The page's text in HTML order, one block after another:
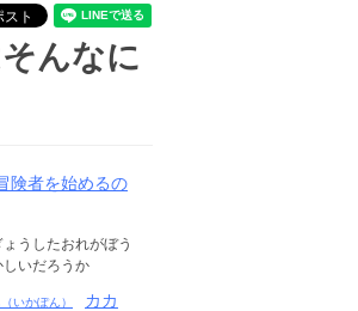
んなに
険者を始めるの
うしたおれがぼう
いだろうか
（いかぽん）
カカ